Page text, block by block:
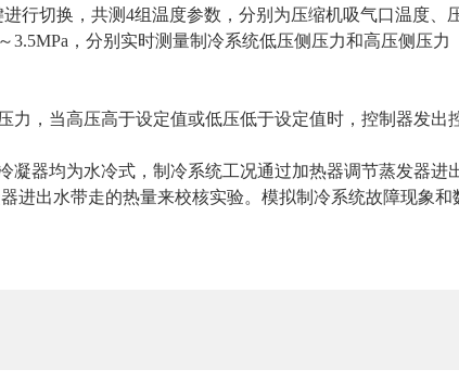
行切换，共测4组温度参数，分别为压缩机吸气口温度
3.5MPa，分别实时测量制冷系统低压侧压力和高压侧压力
，当高压高于设定值或低压低于设定值时，控制器发出
凝器均为水冷式，制冷系统工况通过加热器调节蒸发器
进出水带走的热量来校核实验。模拟制冷系统故障现象和